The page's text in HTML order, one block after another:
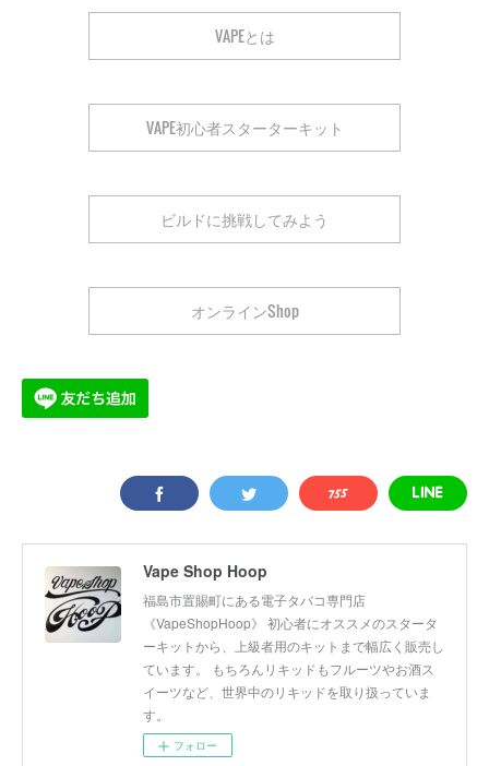
VAPEとは
VAPE初心者スターターキット
ビルドに挑戦してみよう
オンラインShop
Vape Shop Hoop
福島市置賜町にある電子タバコ専門店
《VapeShopHoop》 初心者にオススメのスタータ
ーキットから、上級者用のキットまで幅広く販売し
ています。 もちろんリキッドもフルーツやお酒ス
イーツなど、世界中のリキッドを取り扱っていま
す。
フォロー